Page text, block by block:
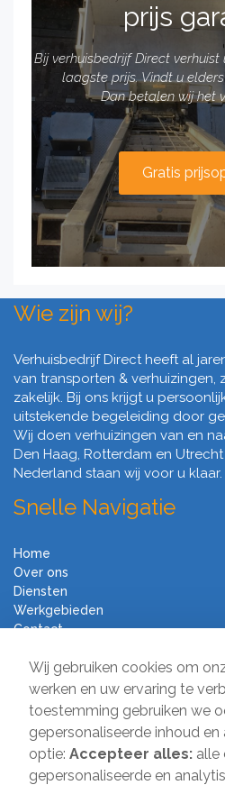
Wij gebruiken cookies om
werken en uw ervaring te
toestemming gebruiken we
gepersonaliseerde inhoud en
optie: Accepteer alles: alle
gepersonaliseerde en
prijs
Bij verhuisbedrijf Direct
laagste prijs. Vindt u
Dan betalen wij het
Gratis
Wie zijn wij?
Verhuisbedrijf Direct heeft al
van transporten & verhuizingen,
zakelijk. Bij ons krijgt u
uitstekende begeleiding door
Wij doen verhuizingen van en
Den Haag, Rotterdam en
Nederland staan wij voor u klaar.
Snelle Navigatie
Home
Over ons
Diensten
Werkgebieden
Contact
Verhuisbedrijf Direct
Sir Winston Churchilllaan 231
2282 JR Rijswijk